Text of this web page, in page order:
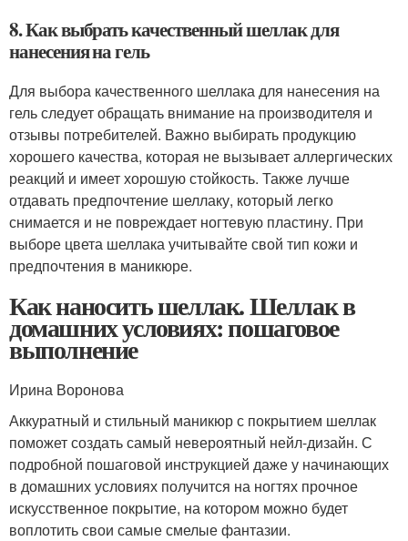
8. Как выбрать качественный шеллак для
нанесения на гель
Для выбора качественного шеллака для нанесения на
гель следует обращать внимание на производителя и
отзывы потребителей. Важно выбирать продукцию
хорошего качества, которая не вызывает аллергических
реакций и имеет хорошую стойкость. Также лучше
отдавать предпочтение шеллаку, который легко
снимается и не повреждает ногтевую пластину. При
выборе цвета шеллака учитывайте свой тип кожи и
предпочтения в маникюре.
Как наносить шеллак. Шеллак в
домашних условиях: пошаговое
выполнение
Ирина Воронова
Аккуратный и стильный маникюр с покрытием шеллак
поможет создать самый невероятный нейл-дизайн. С
подробной пошаговой инструкцией даже у начинающих
в домашних условиях получится на ногтях прочное
искусственное покрытие, на котором можно будет
воплотить свои самые смелые фантазии.